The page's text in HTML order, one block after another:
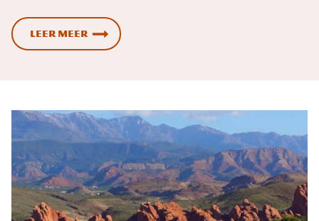
Leer meer